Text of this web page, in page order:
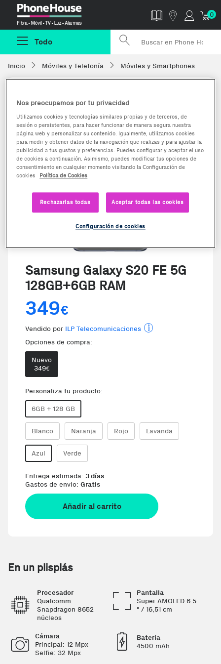
0
Todo
Inicio Móviles y Telefonía Móviles y Smartphones
Samsung Galaxy S20 FE 5G
128GB+6GB RAM
349€
Vendido por ILP Telecomunicaciones
Opciones de compra:
Nuevo
349€
Personaliza tu producto:
6GB + 128 GB
Blanco Naranja Rojo Lavanda
Azul Verde
Entrega estimada: 3 días
Gastos de envio: Gratis
Añadir al carrito
En un plisplás
Procesador
Qualcomm
Snapdragon 8652
núcleos
Pantalla
Super AMOLED 6.5
" / 16,51 cm
Cámara
Principal: 12 Mpx
Selfie: 32 Mpx
Batería
4500 mAh
Nos preocupamos por tu privacidad
Utilizamos cookies y tecnologías similares propias y de terceros, de
sesión o persistentes, para hacer funcionar de manera segura nuestra
página web y personalizar su contenido. Igualmente, utilizamos cookies
para medir y obtener datos de la navegación que realizas y para ajustar la
publicidad a tus gustos y preferencias. Puedes configurar y aceptar el uso
de cookies a continuación. Asimismo, puedes modificar tus opciones de
consentimiento en cualquier momento visitando la Configuración de
cookies
Política de Cookies
Rechazarlas todas Aceptar todas las cookies
Configuración de cookies